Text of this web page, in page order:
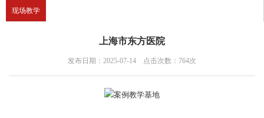
现场教学
上海市东方医院
发布日期：2025-07-14 点击次数：764次